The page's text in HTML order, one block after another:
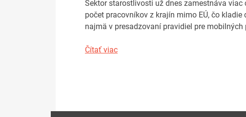
Sektor starostlivosti už dnes zamestnáva viac
počet pracovníkov z krajín mimo EÚ, čo
najmä v presadzovaní pravidiel pre
Čítať viac